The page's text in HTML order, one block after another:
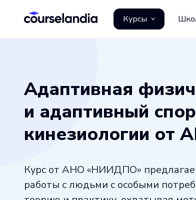
Курсы
Адаптивная
и адаптивный
кинезиологии
Курс от АНО «НИИДПО»
работы с людьми с особыми